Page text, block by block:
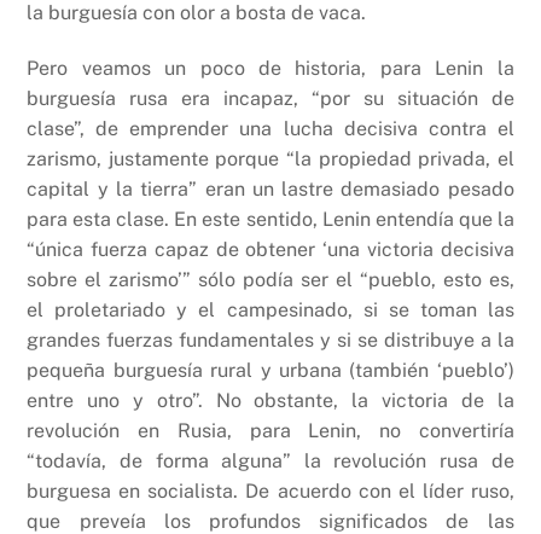
la burguesía con olor a bosta de vaca.
Pero veamos un poco de historia, para Lenin la
burguesía rusa era incapaz, “por su situación de
clase”, de emprender una lucha decisiva contra el
zarismo, justamente porque “la propiedad privada, el
capital y la tierra” eran un lastre demasiado pesado
para esta clase. En este sentido, Lenin entendía que la
“única fuerza capaz de obtener ‘una victoria decisiva
sobre el zarismo’” sólo podía ser el “pueblo, esto es,
el proletariado y el campesinado, si se toman las
grandes fuerzas fundamentales y si se distribuye a la
pequeña burguesía rural y urbana (también ‘pueblo’)
entre uno y otro”. No obstante, la victoria de la
revolución en Rusia, para Lenin, no convertiría
“todavía, de forma alguna” la revolución rusa de
burguesa en socialista. De acuerdo con el líder ruso,
que preveía los profundos significados de las